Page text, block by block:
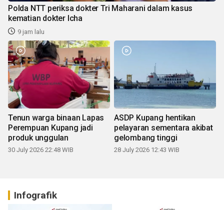
Polda NTT periksa dokter Tri Maharani dalam kasus
kematian dokter Icha
9 jam lalu
Tenun warga binaan Lapas
Perempuan Kupang jadi
produk unggulan
30 July 2026 22:48 WIB
ASDP Kupang hentikan
pelayaran sementara akibat
gelombang tinggi
28 July 2026 12:43 WIB
Infografik